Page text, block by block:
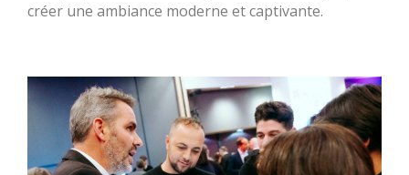
créer une ambiance moderne et captivante.